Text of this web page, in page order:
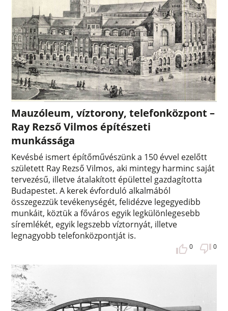
Mauzóleum, víztorony, telefonközpont –
Ray Rezső Vilmos építészeti
munkássága
Kevésbé ismert építőművészünk a 150 évvel ezelőtt
született Ray Rezső Vilmos, aki mintegy harminc saját
tervezésű, illetve átalakított épülettel gazdagította
Budapestet. A kerek évforduló alkalmából
összegezzük tevékenységét, felidézve legegyedibb
munkáit, köztük a főváros egyik legkülönlegesebb
síremlékét, egyik legszebb víztornyát, illetve
legnagyobb telefonközpontját is.
0 0